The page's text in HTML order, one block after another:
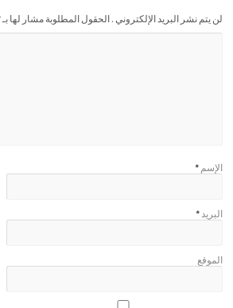
لن يتم نشر البريد الإلكتروني . الحقول المطلوبة مشار لها بـ
الإسم *
البريد*
الموقع